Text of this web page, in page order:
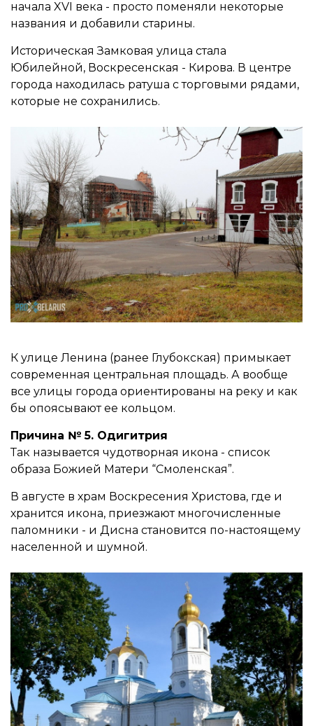
начала XVI века - просто поменяли некоторые
названия и добавили старины.
Историческая Замковая улица стала
Юбилейной, Воскресенская - Кирова. В центре
города находилась ратуша с торговыми рядами,
которые не сохранились.
К улице Ленина (ранее Глубокская) примыкает
современная центральная площадь. А вообще
все улицы города ориентированы на реку и как
бы опоясывают ее кольцом.
Причина № 5. Одигитрия
Так называется чудотворная икона - список
образа Божией Матери “Смоленская”.
В августе в храм Воскресения Христова, где и
хранится икона, приезжают многочисленные
паломники - и Дисна становится по-настоящему
населенной и шумной.